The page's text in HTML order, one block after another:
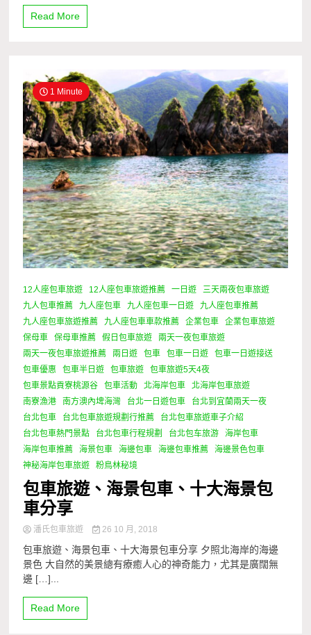
Read More
1 Minute
12人座包車旅遊 12人座包車旅遊推薦 一日遊
三天兩夜包車旅遊
九人包車推薦
九人座包車 九人座包車一日遊
九人座包車推薦
九人座包車旅遊推薦
九人座包車車款推薦 企業包車
企業包車旅遊
保母車
保母車推薦 假日包車旅遊
兩天一夜包車旅遊
兩天一夜包車旅遊推薦
兩日遊 包車 包車一日遊
包車一日遊接送
包車優惠
包車半日遊 包車旅遊
包車旅遊5天4夜
包車景點貢寮桃源谷
包車活動 北海岸包車
北海岸包車旅遊
南寮漁港
南方澳內埤海灣 台北一日遊包車
台北到宜蘭兩天一夜
台北包車
台北包車旅遊規劃行推薦
台北包車旅遊車子介紹
台北包車熱門景點
台北包車行程規劃 台北包车旅游
海岸包車
海岸包車推薦
海景包車 海邊包車 海邊包車推薦
海邊景色包車
神秘海岸包車旅遊
粉鳥林秘境
包車旅遊、海景包車、十大海景包
車分享
潘氏包車旅遊 26 10 月, 2018
包車旅遊、海景包車、十大海景包車分享 夕照北海岸的海邊
景色 大自然的美景總有療癒人心的神奇能力，尤其是廣闊無
邊 […]...
Read More